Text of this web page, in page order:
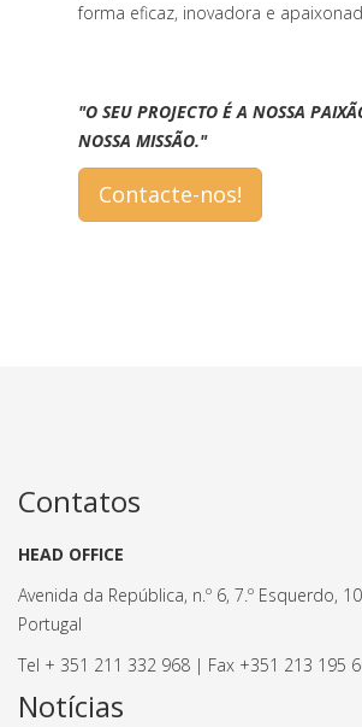
forma eficaz, inovadora e
"O SEU PROJECTO É A NOSSA
NOSSA MISSÃO."
Contacte-nos!
Contatos
HEAD OFFICE
Avenida da República, n.º 6, 7.º Esquerdo,
Portugal
Tel + 351 211 332 968 | Fax +351 213 195
Notícias